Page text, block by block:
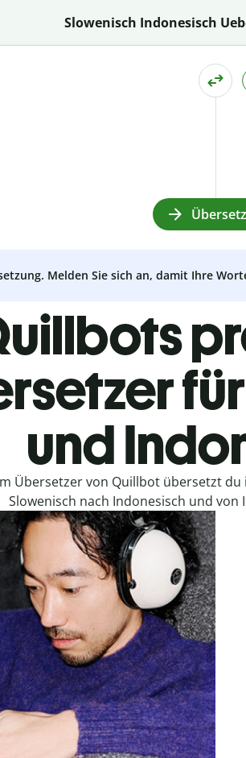
Slowenisch Indonesisch
Melden Sie sich an, damit Ihre
und
Übersetzer von Quillbot übersetzt
Slowenisch nach Indonesisch und von